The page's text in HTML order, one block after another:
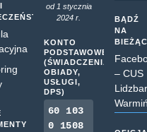
od 1 stycznia
2024 r.
KONTO
PODSTAWOWE
(ŚWIADCZENIA,
OBIADY,
USŁUGI,
DPS)
60 103
0 1508
BĄDŹ
NA
– CUS